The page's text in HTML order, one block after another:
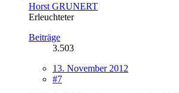
Horst GRUNERT
Erleuchteter
Beiträge
3.503
13. November 2012
#7